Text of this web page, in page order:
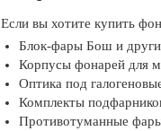
Если вы хотите купить
Блок-фары Бош и
Корпусы фонарей для
Оптика под
Комплекты
Противотуманные